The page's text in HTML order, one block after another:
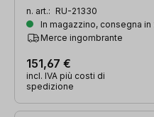
n. art.: RU-21330
In magazzino, consegna
Merce ingombrante
151,67 €
incl. IVA più costi di
spedizione